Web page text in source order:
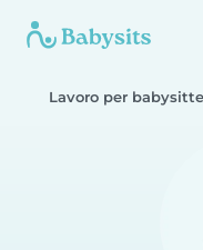
Lavoro per